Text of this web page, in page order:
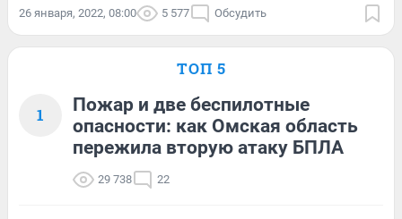
26 января, 2022, 08:00 5 577 Обсудить
ТОП 5
1
Пожар и две беспилотные
опасности: как Омская область
пережила вторую атаку БПЛА
29 738 22